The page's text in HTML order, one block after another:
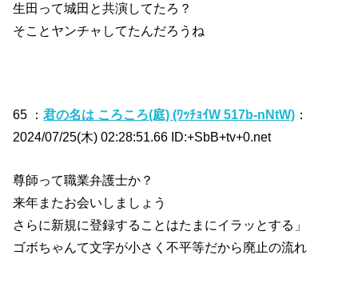
生田って城田と共演してたろ？
そことヤンチャしてたんだろうね
65 ：君の名は ころころ(庭) (ﾜｯﾁｮｲW 517b-nNtW) ：
2024/07/25(木) 02:28:51.66 ID:+SbB+tv+0.net
尊師って職業弁護士か？
来年またお会いしましょう
さらに新規に登録することはたまにイラッとする」
ゴボちゃんて文字が小さく不平等だから廃止の流れ